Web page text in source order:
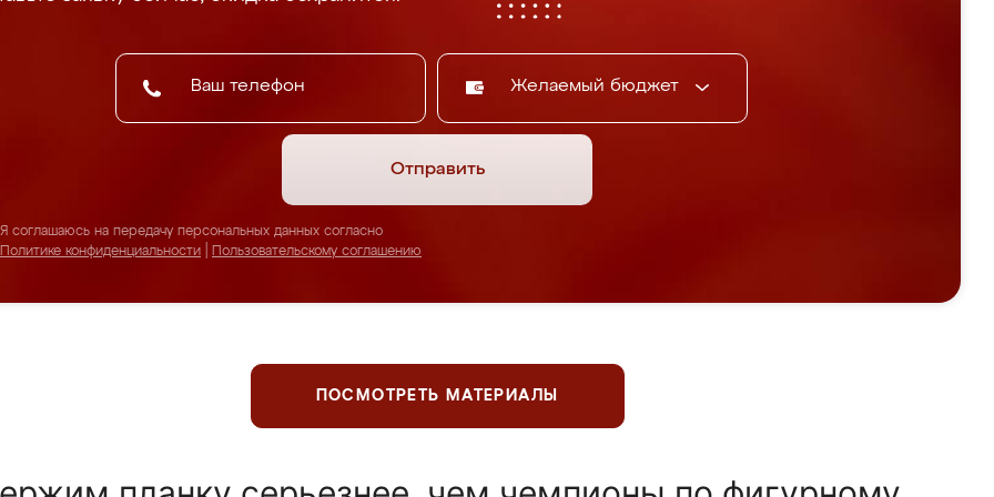
Желаемый бюджет
Отправить
Я соглашаюсь на передачу персональных данных согласно
Политике конфиденциальности
Пользовательскому соглашению
ПОСМОТРЕТЬ МАТЕРИАЛЫ